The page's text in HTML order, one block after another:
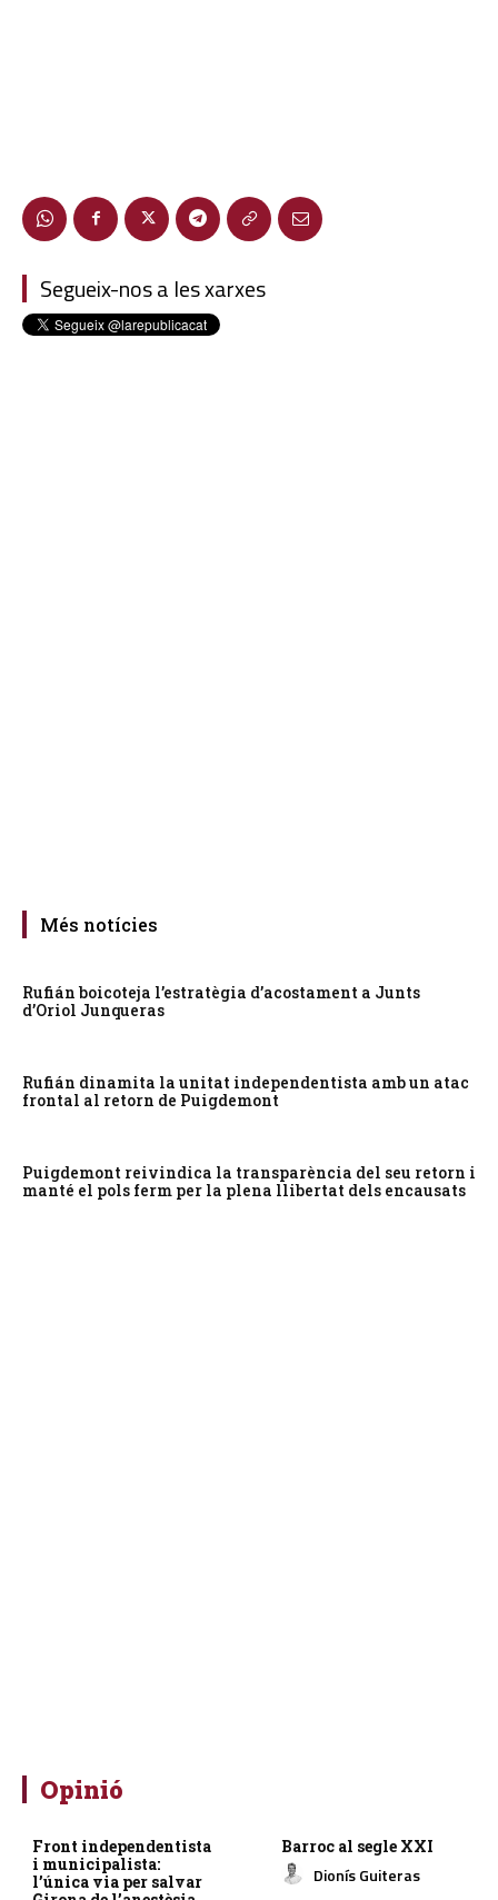
Segueix-nos a les xarxes
Més notícies
Rufián boicoteja l’estratègia d’acostament a Junts
d’Oriol Junqueras
Rufián dinamita la unitat independentista amb un atac
frontal al retorn de Puigdemont
Puigdemont reivindica la transparència del seu retorn i
manté el pols ferm per la plena llibertat dels encausats
Opinió
Front independentista
i municipalista:
l’única via per salvar
Barroc al segle XXI
Dionís Guiteras